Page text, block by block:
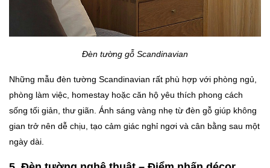
Đèn tường gỗ Scandinavian
Những mẫu đèn tường Scandinavian rất phù hợp với phòng ngủ,
phòng làm việc, homestay hoặc căn hộ yêu thích phong cách
sống tối giản, thư giãn. Ánh sáng vàng nhẹ từ đèn gỗ giúp không
gian trở nên dễ chịu, tạo cảm giác nghỉ ngơi và cân bằng sau một
ngày dài.